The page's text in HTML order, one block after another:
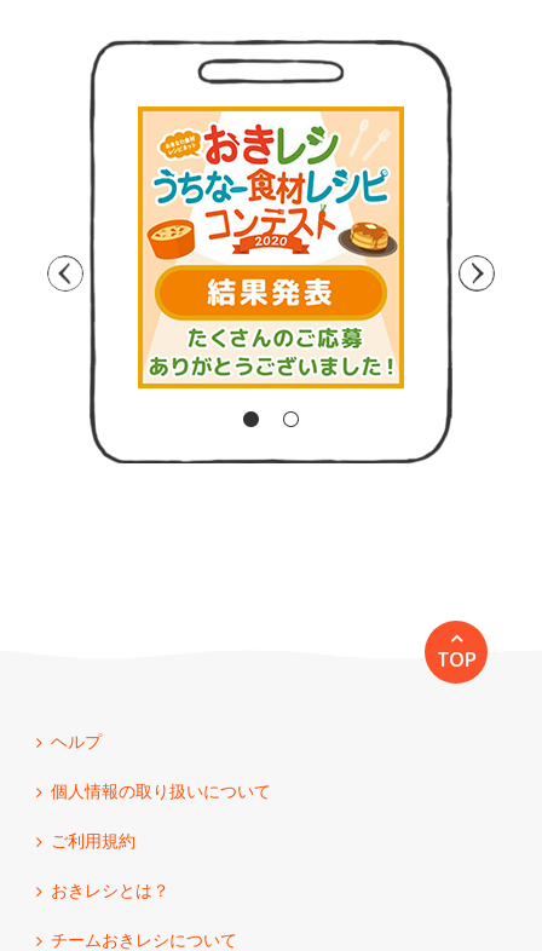
TOP
ヘルプ
個人情報の取り扱いについて
ご利用規約
おきレシとは？
チームおきレシについて